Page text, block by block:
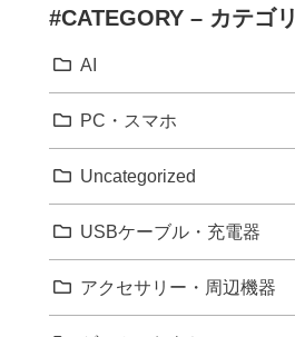
#CATEGORY – カテゴリ
AI
PC・スマホ
Uncategorized
USBケーブル・充電器
アクセサリー・周辺機器